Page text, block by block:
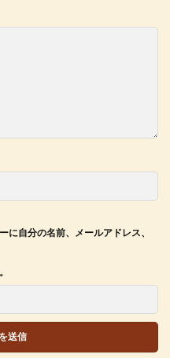
に自分の名前、メールアドレス、